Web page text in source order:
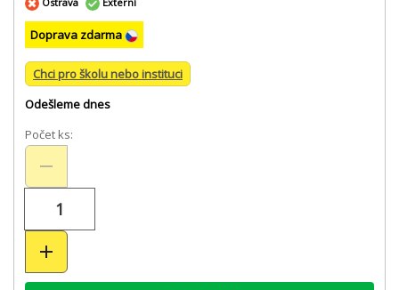
Doprava zdarma
Chci pro školu nebo instituci
Odešleme dnes
Počet ks: